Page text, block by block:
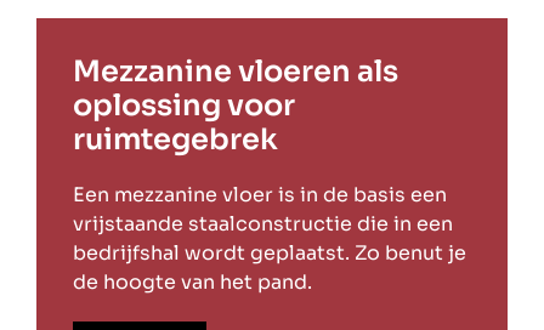
Mezzanine vloeren als
oplossing voor
ruimtegebrek
Een mezzanine vloer is in de basis een
vrijstaande staalconstructie die in een
bedrijfshal wordt geplaatst. Zo benut je
de hoogte van het pand.